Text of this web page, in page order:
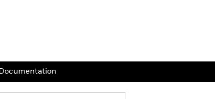
Documentation